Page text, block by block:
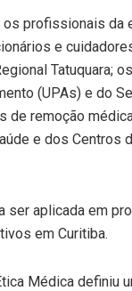
profissionais da
e
Tatuquara;
(UPAs) e do
remoção
e dos Centros
ser aplicada em
em Curitiba.
Médica definiu